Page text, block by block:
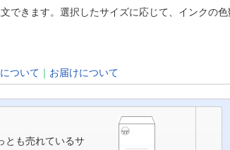
きます。選択したサイズに応じて、インクの
ついて ｜ お届けについて
とも売れているサ